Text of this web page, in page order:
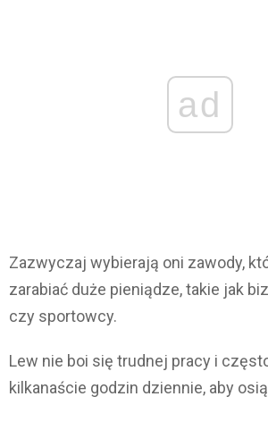
ad
Zazwyczaj wybierają oni zawody,
zarabiać duże pieniądze, takie jak
czy sportowcy.
Lew nie boi się trudnej pracy i
kilkanaście godzin dziennie, aby